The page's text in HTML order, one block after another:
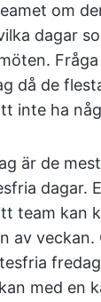
om
dagar
då de
inte ha
är de
dagar.
team kan
av veckan.
med en